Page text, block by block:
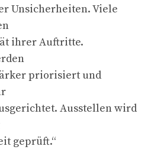
Unsicherheiten. Viele
ihrer Auftritte.
priorisiert und
Ausstellen wird
geprüft.“